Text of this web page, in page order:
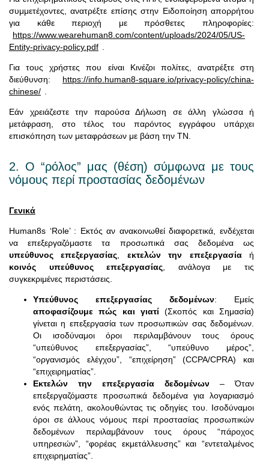
συμμετέχοντες, ανατρέξτε επίσης στην Ειδοποίηση απορρήτου
για κάθε περιοχή με πρόσθετες πληροφορίες:
https://www.wearehuman8.com/content/uploads/2024/05/US-
Entity-privacy-policy.pdf
Για τους χρήστες που είναι Κινέζοι πολίτες, ανατρέξτε στη
διεύθυνση:
https://info.human8-square.io/privacy-policy/china-
chinese/
Εάν χρειάζεστε την παρούσα Δήλωση σε άλλη γλώσσα ή
μετάφραση, στο τέλος του παρόντος εγγράφου υπάρχει
επισκόπηση των μεταφράσεων με βάση την ΤΝ.
2. Ο “ρόλος” μας (θέση) σύμφωνα με τους
νόμους περί προστασίας δεδομένων
Γενικά
Human8s ‘Role’ : Εκτός αν ανακοινωθεί διαφορετικά, ενδέχεται
να επεξεργαζόμαστε τα προσωπικά σας δεδομένα ως
υπεύθυνος επεξεργασίας
εκτελών την επεξεργασίαή
κοινός υπεύθυνος επεξεργασίας , ανάλογα με τις
συγκεκριμένες περιστάσεις.
Υπεύθυνος επεξεργασίας δεδομένων: Εμείς
αποφασίζουμε πώς και γιατί(Σκοπός και Σημασία)
γίνεται η επεξεργασία των προσωπικών σας δεδομένων.
Οι ισοδύναμοι όροι περιλαμβάνουν τους όρους
“υπεύθυνος επεξεργασίας”, “υπεύθυνο μέρος”,
“οργανισμός ελέγχου”, “επιχείρηση” (CCPA/CPRA) και
“επιχειρηματίας”.
Εκτελών την επεξεργασία δεδομένων – Όταν
επεξεργαζόμαστε προσωπικά δεδομένα για λογαριασμό
ενός πελάτη, ακολουθώντας τις οδηγίες του. Ισοδύναμοι
όροι σε άλλους νόμους περί προστασίας προσωπικών
δεδομένων περιλαμβάνουν τους όρους “πάροχος
υπηρεσιών”, “φορέας εκμετάλλευσης” και “εντεταλμένος
επιχειρηματίας”.